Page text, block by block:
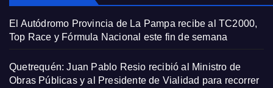
El Autódromo Provincia de La Pampa recibe al TC2000,
Top Race y Fórmula Nacional este fin de semana
Quetrequén: Juan Pablo Resio recibió al Ministro de
Obras Públicas y al Presidente de Vialidad para recorrer